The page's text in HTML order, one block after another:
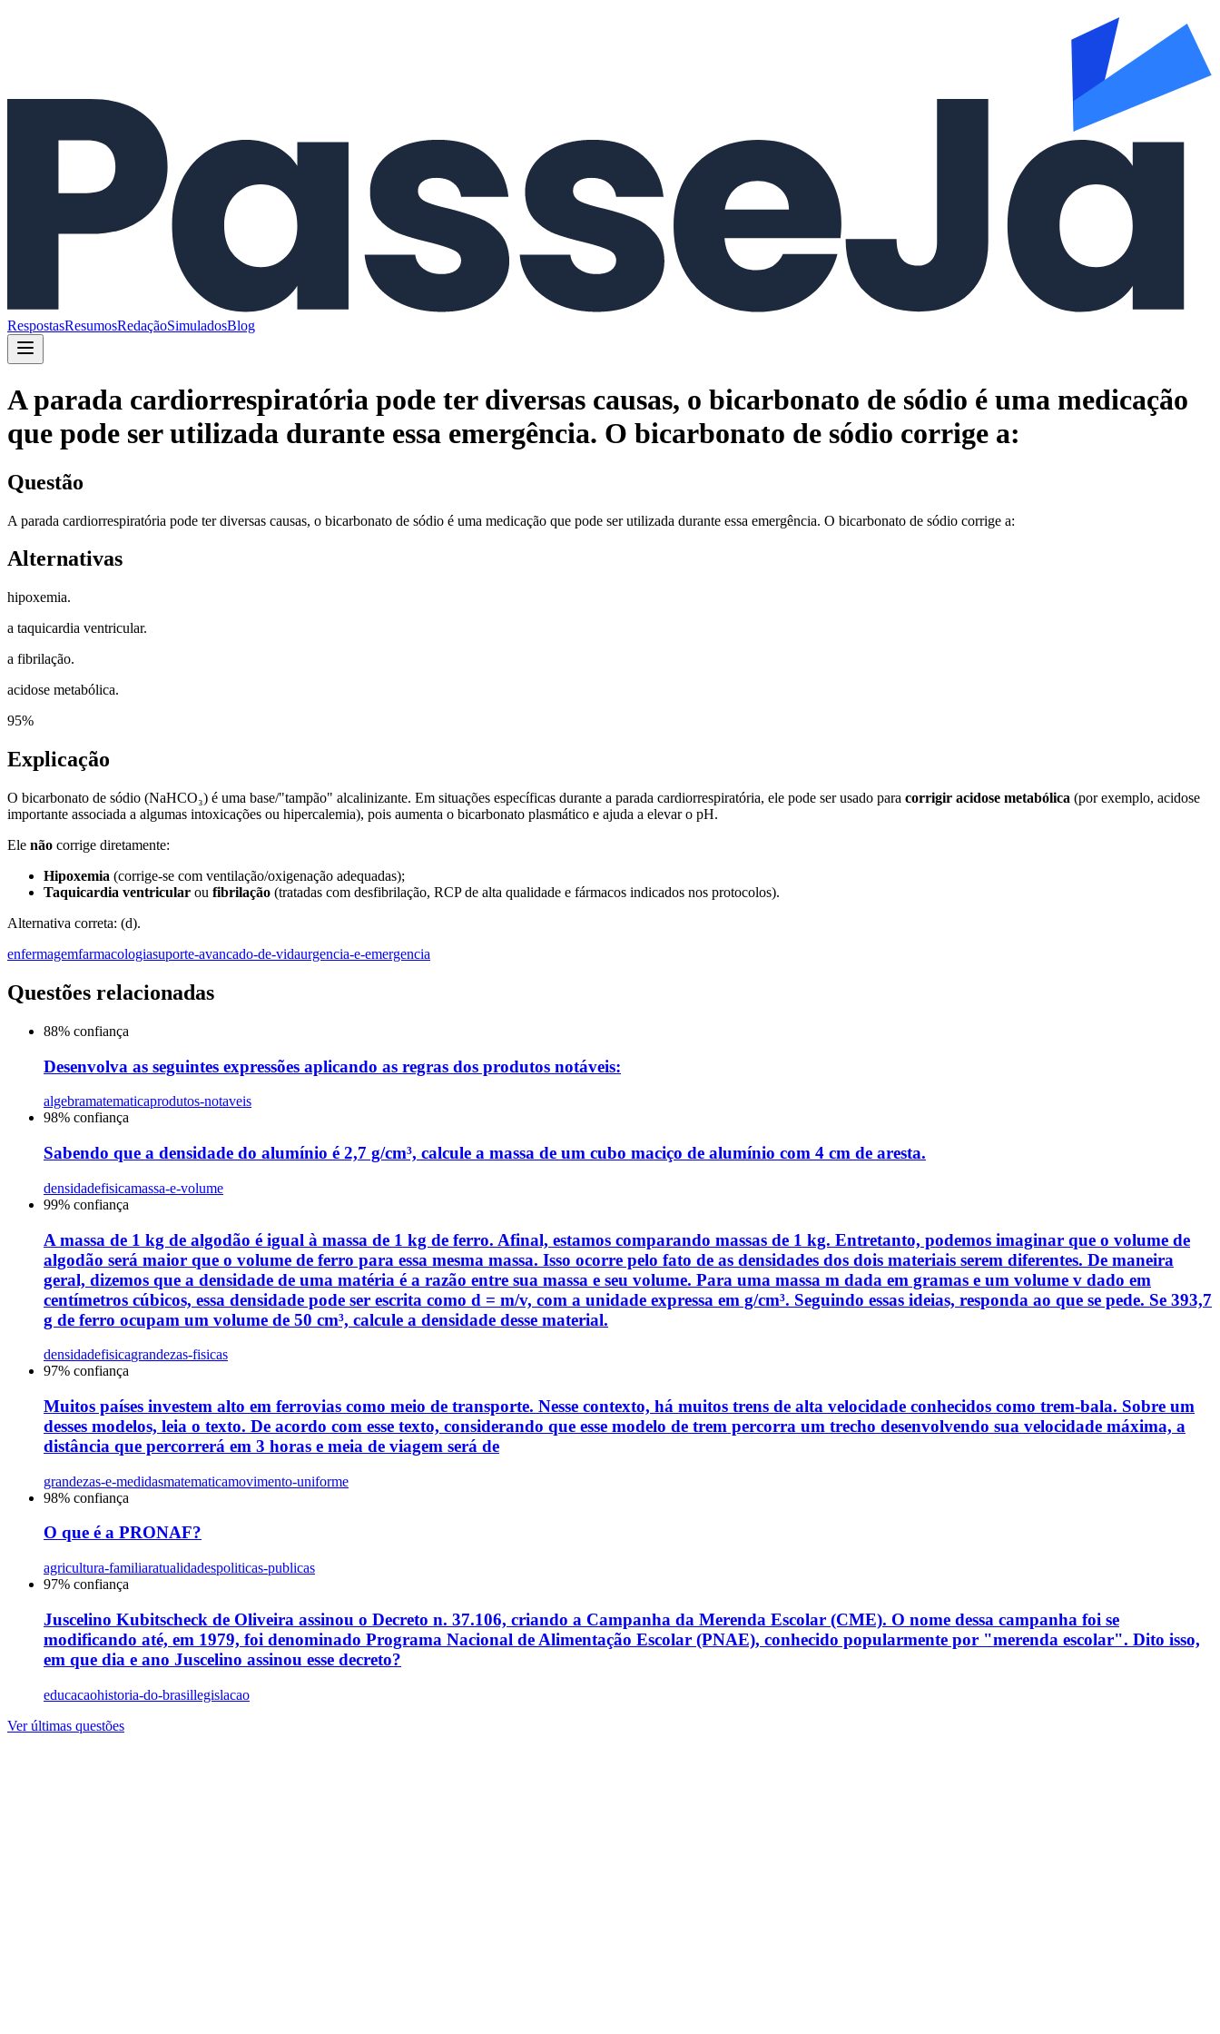
RespostasResumosRedaçãoSimuladosBlog
A parada cardiorrespiratória pode ter diversas causas, o bicarbonato de sódio é uma medicação
que pode ser utilizada durante essa emergência. O bicarbonato de sódio corrige a:
Questão
A parada cardiorrespiratória pode ter diversas causas, o bicarbonato de sódio é uma medicação que pode ser utilizada durante essa emergência. O bicarbonato de sódio corrige a:
Alternativas
hipoxemia.
a taquicardia ventricular.
a fibrilação.
acidose metabólica.
95%
Explicação
O bicarbonato de sódio (NaHCO₃) é uma base/"tampão" alcalinizante. Em situações específicas durante a parada cardiorrespiratória, ele pode ser usado para corrigir acidose metabólica (por exemplo, acidose
importante associada a algumas intoxicações ou hipercalemia), pois aumenta o bicarbonato plasmático e ajuda a elevar o pH.
Ele não corrige diretamente:
Hipoxemia (corrige-se com ventilação/oxigenação adequadas);
Taquicardia ventricular ou fibrilação (tratadas com desfibrilação, RCP de alta qualidade e fármacos indicados nos protocolos).
Alternativa correta: (d).
enfermagemfarmacologiasuporte-avancado-de-vidaurgencia-e-emergencia
Questões relacionadas
88% confiança
Desenvolva as seguintes expressões aplicando as regras dos produtos notáveis:
algebramatematicaprodutos-notaveis
98% confiança
Sabendo que a densidade do alumínio é 2,7 g/cm³, calcule a massa de um cubo maciço de alumínio com 4 cm de aresta.
densidadefisicamassa-e-volume
99% confiança
A massa de 1 kg de algodão é igual à massa de 1 kg de ferro. Afinal, estamos comparando massas de 1 kg. Entretanto, podemos imaginar que o volume de
algodão será maior que o volume de ferro para essa mesma massa. Isso ocorre pelo fato de as densidades dos dois materiais serem diferentes. De maneira
geral, dizemos que a densidade de uma matéria é a razão entre sua massa e seu volume. Para uma massa m dada em gramas e um volume v dado em
centímetros cúbicos, essa densidade pode ser escrita como d = m/v, com a unidade expressa em g/cm³. Seguindo essas ideias, responda ao que se pede. Se 393,7
g de ferro ocupam um volume de 50 cm³, calcule a densidade desse material.
densidadefisicagrandezas-fisicas
97% confiança
Muitos países investem alto em ferrovias como meio de transporte. Nesse contexto, há muitos trens de alta velocidade conhecidos como trem-bala. Sobre um
desses modelos, leia o texto. De acordo com esse texto, considerando que esse modelo de trem percorra um trecho desenvolvendo sua velocidade máxima, a
distância que percorrerá em 3 horas e meia de viagem será de
grandezas-e-medidasmatematicamovimento-uniforme
98% confiança
O que é a PRONAF?
agricultura-familiaratualidadespoliticas-publicas
97% confiança
Juscelino Kubitscheck de Oliveira assinou o Decreto n. 37.106, criando a Campanha da Merenda Escolar (CME). O nome dessa campanha foi se
modificando até, em 1979, foi denominado Programa Nacional de Alimentação Escolar (PNAE), conhecido popularmente por "merenda escolar". Dito isso,
em que dia e ano Juscelino assinou esse decreto?
educacaohistoria-do-brasillegislacao
Ver últimas questões